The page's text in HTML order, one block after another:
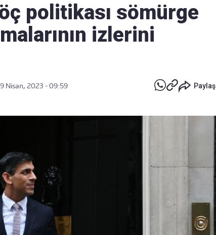
politikası sömürge
izlerini
Nisan, 2023 - 09:59 Paylaş